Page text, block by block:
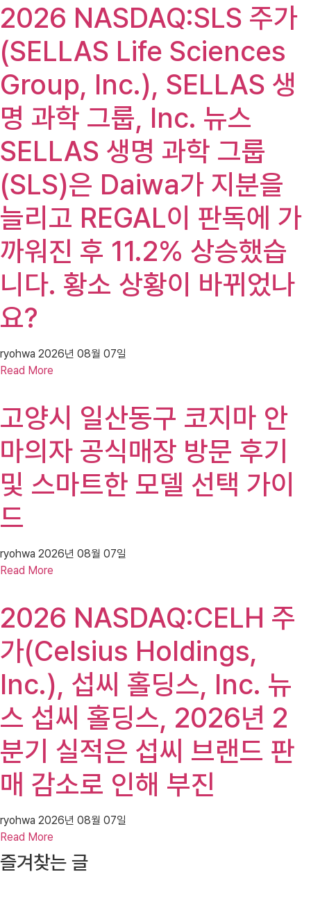
2026 NASDAQ:SLS 주가
(SELLAS Life Sciences
Group, Inc.), SELLAS 생
명 과학 그룹, Inc. 뉴스
SELLAS 생명 과학 그룹
(SLS)은 Daiwa가 지분을
늘리고 REGAL이 판독에 가
까워진 후 11.2% 상승했습
니다. 황소 상황이 바뀌었나
요?
ryohwa 2026년 08월 07일
Read More
고양시 일산동구 코지마 안
마의자 공식매장 방문 후기
및 스마트한 모델 선택 가이
드
ryohwa 2026년 08월 07일
Read More
2026 NASDAQ:CELH 주
가(Celsius Holdings,
Inc.), 섭씨 홀딩스, Inc. 뉴
스 섭씨 홀딩스, 2026년 2
분기 실적은 섭씨 브랜드 판
매 감소로 인해 부진
ryohwa 2026년 08월 07일
Read More
즐겨찾는 글